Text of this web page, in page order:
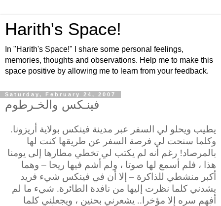
Harith's Space!
In "Harith's Space!" I share some personal feelings,
memories, thoughts and observations. Help me to make this
space positive by allowing me to learn from your feedback.
Saturday, February 24, 2007
فينـكس والخـرطوم
يطيب ويحلو لي السفر عبر مدينة فينكس بولاية أريزونا.
وكلما سنحت لي فرصة السفر عن طريقها كنت لها
بالمرصاد! رغم أنه لم يكتب لي تخطي مطارها إلى يومنا
هذا ، فلم أسمع لها صوتا ، ولم أشم فيها ريحا – وهما
أكبر منشطي للذاكرة – إلا أن في فينكس شيء فريد
يشدني كلما نظرت إليها من نافدة الطائرة. شيء ما لم
أفهم سره إلا مؤخرا.. يشعرني بحنين ، ويجعلني كلما